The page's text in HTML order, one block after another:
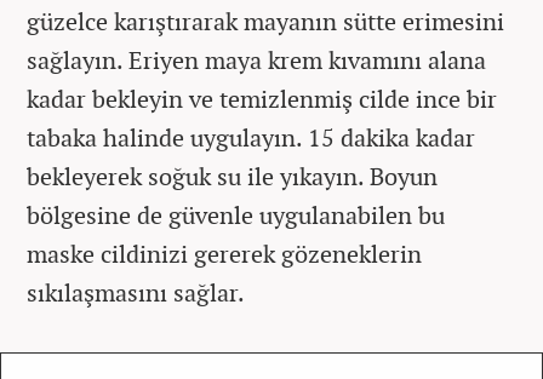
güzelce karıştırarak mayanın sütte erimesini
sağlayın. Eriyen maya krem kıvamını alana
kadar bekleyin ve temizlenmiş cilde ince bir
tabaka halinde uygulayın. 15 dakika kadar
bekleyerek soğuk su ile yıkayın. Boyun
bölgesine de güvenle uygulanabilen bu
maske cildinizi gererek gözeneklerin
sıkılaşmasını sağlar.